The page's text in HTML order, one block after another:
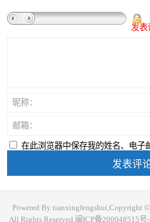
发表
昵称：
邮箱：
在此浏览器中保存我的姓名、电子
Powered By tianxingfengshui,Copyright
All Rights Reserved.闽ICP备200048515号